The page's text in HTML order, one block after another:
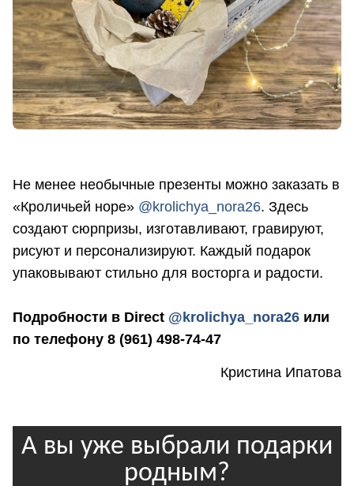
Не менее необычные презенты можно заказать в
«Кроличьей норе» @krolichya_nora26. Здесь
создают сюрпризы, изготавливают, гравируют,
рисуют и персонализируют. Каждый подарок
упаковывают стильно для восторга и радости.
Подробности в Direct @krolichya_nora26 или
по телефону 8 (961) 498-74-47
Кристина Ипатова